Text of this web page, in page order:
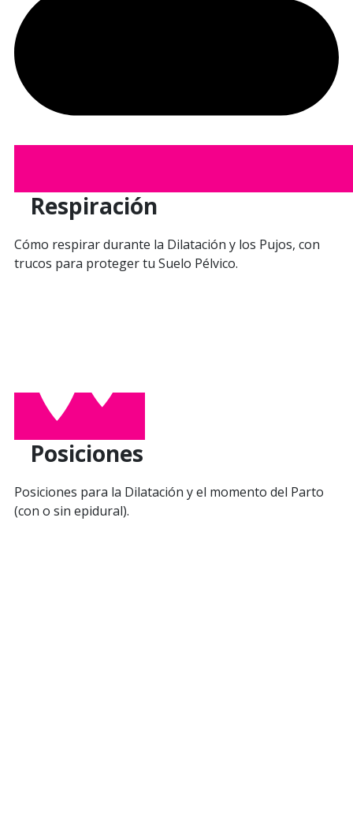
Respiración
Cómo respirar durante la Dilatación y los Pujos, con
trucos para proteger tu Suelo Pélvico.
Posiciones
Posiciones para la Dilatación y el momento del Parto
(con o sin epidural).